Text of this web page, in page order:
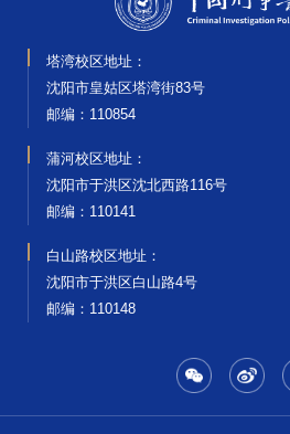
塔湾校区地址：
沈阳市皇姑区塔湾街83号
邮编‌：110854
蒲河校区地址：
沈阳市于洪区沈北西路116号
邮编‌：110141
白山路校区地址：
沈阳市于洪区白山路4号
邮编‌：110148